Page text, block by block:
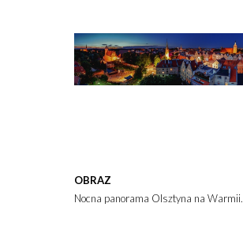
OBRAZ
Nocna panorama Olsztyna na Warmii.